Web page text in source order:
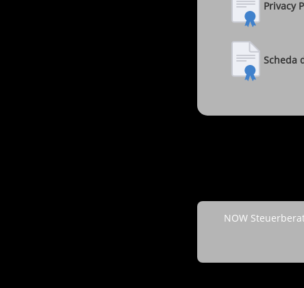
Privacy
Scheda
NOW